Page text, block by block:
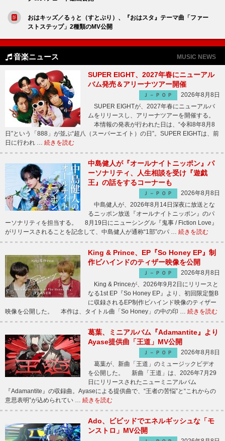
おはキッズ／るぅと（すとぷり）、『おはスタ』テーマ曲「ファー
ストステップ」2種類のMV公開
音楽ニュース MUSIC NEWS
SUPER EIGHT、2027年春にニューアル
バム発売＆アリーナツアー開催
Ｊ－ＰＯＰ
2026年8月8日
SUPER EIGHTが、2027年春にニューアルバ
ムをリリースし、アリーナツアーを開催する。
本情報の発表が行われた日は、“令和8年8月8
日”という「888」が並ぶ“超八（スーパーエイト）の日”。SUPER EIGHTは、前
日に行われ … 続きを読む
中島健人が『オールナイトニッポン』パ
ーソナリティ、人生相談を受け『遊戯
王』の話をするコーナーも
Ｊ－ＰＯＰ
2026年8月8日
中島健人が、2026年8月14日深夜に放送とな
るニッポン放送『オールナイトニッポン』のパ
ーソナリティを担当する。 8月19日にニューシングル『鬼事 / Fiction Love』
がリリースされることを記念して、中島健人が通称“1部”のパ … 続きを読む
King & Prince、EP『So Honey EP』制
作ビハインドのティザー映像を公開
Ｊ－ＰＯＰ
2026年8月8日
King & Princeが、2026年9月2日にリリースと
なる1st EP『So Honey EP』より、初回限定盤B
に収録されるEP制作ビハインド映像のティザー
映像を公開した。 本作は、タイトル曲「So Honey」の中の印 … 続きを読む
葛葉、ミニアルバム『Adamantite』より
Ayase提供曲「王道」MV公開
Ｊ－ＰＯＰ
2026年8月8日
葛葉が、新曲「王道」のミュージックビデオ
を公開した。 新曲「王道」は、2026年7月29
日にリリースされたニューミニアルバム
『Adamantite』の収録曲。Ayaseによる提供曲で、“王者の苦悩”と“これからの
意思表明”が込められてい … 続きを読む
Ado、ビビッドでエネルギッシュな「モ
ンストロ」MV公開